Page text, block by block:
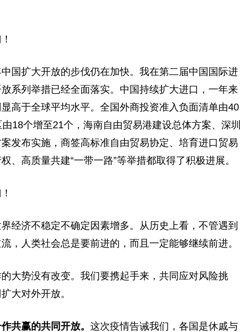
扩大开放的步伐仍在加快。我在第二届中国国际进
系列举措已经全面落实。中国持续扩大进口，一年来
高于全球平均水平。全国外商投资准入负面清单由40
18个增至21个，海南自由贸易港建设总体方案、深圳
发布实施，商签高标准自由贸易协定、培育进口贸易
、高质量共建“一带一路”等举措都取得了积极进展。
济不稳定不确定因素增多。从历史上看，不管遇到
，人类社会总是要前进的，而且一定能够继续前进。
势没有改变。我们要携起手来，共同应对风险挑
大对外开放。
赢的共同开放。 这次疫情告诫我们，各国是休戚与